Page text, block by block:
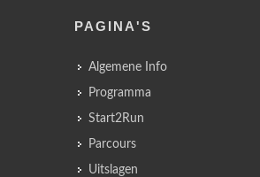
PAGINA'S
Algemene Info
Programma
Start2Run
Parcours
Uitslagen